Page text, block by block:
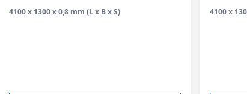
4100 x 1300 x 0,8 mm (L x B x S)
4100 x